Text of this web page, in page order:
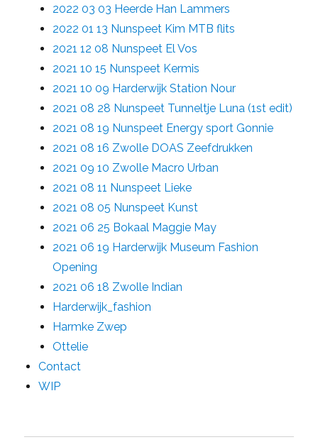
2022 03 03 Heerde Han Lammers
2022 01 13 Nunspeet Kim MTB flits
2021 12 08 Nunspeet El Vos
2021 10 15 Nunspeet Kermis
2021 10 09 Harderwijk Station Nour
2021 08 28 Nunspeet Tunneltje Luna (1st edit)
2021 08 19 Nunspeet Energy sport Gonnie
2021 08 16 Zwolle DOAS Zeefdrukken
2021 09 10 Zwolle Macro Urban
2021 08 11 Nunspeet Lieke
2021 08 05 Nunspeet Kunst
2021 06 25 Bokaal Maggie May
2021 06 19 Harderwijk Museum Fashion
Opening
2021 06 18 Zwolle Indian
Harderwijk_fashion
Harmke Zwep
Ottelie
Contact
WIP